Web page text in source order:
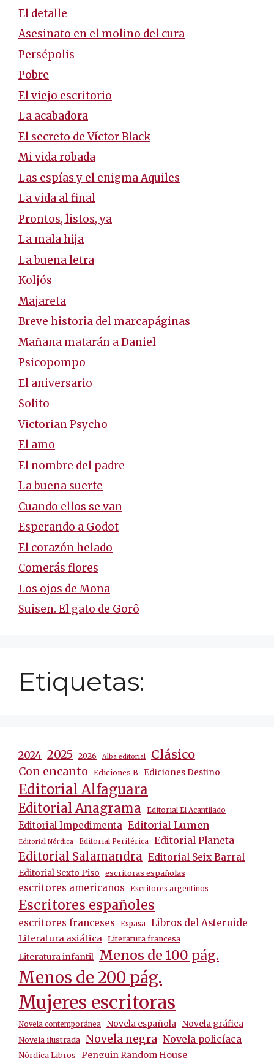
El detalle
Asesinato en el molino del cura
Persépolis
Pobre
El viejo escritorio
La acabadora
El secreto de Víctor Black
Mi vida robada
Las espías y el enigma Aquiles
La vida al final
Prontos, listos, ya
La mala hija
La buena letra
Koljós
Majareta
Breve historia del marcapáginas
Mañana matarán a Daniel
Psicopompo
El aniversario
Solito
Victorian Psycho
El amo
El nombre del padre
La buena suerte
Cuando ellos se van
Esperando a Godot
El corazón helado
Comerás flores
Los ojos de Mona
Suisen. El gato de Gorô
Etiquetas:
2024 2025 2026 Alba editorial Clásico
Con encanto Ediciones B Ediciones Destino
Editorial Alfaguara
Editorial Anagrama Editorial El Acantilado
Editorial Impedimenta Editorial Lumen
Editorial Nórdica Editorial Periférica Editorial Planeta
Editorial Salamandra Editorial Seix Barral
Editorial Sexto Piso escritoras españolas
escritores americanos Escritores argentinos
Escritores españoles
escritores franceses Espasa Libros del Asteroide
Literatura asiática Literatura francesa
Literatura infantil Menos de 100 pág.
Menos de 200 pág.
Mujeres escritoras
Novela contemporánea Novela española Novela gráfica
Novela ilustrada Novela negra Novela policíaca
Nórdica Libros Penguin Random House